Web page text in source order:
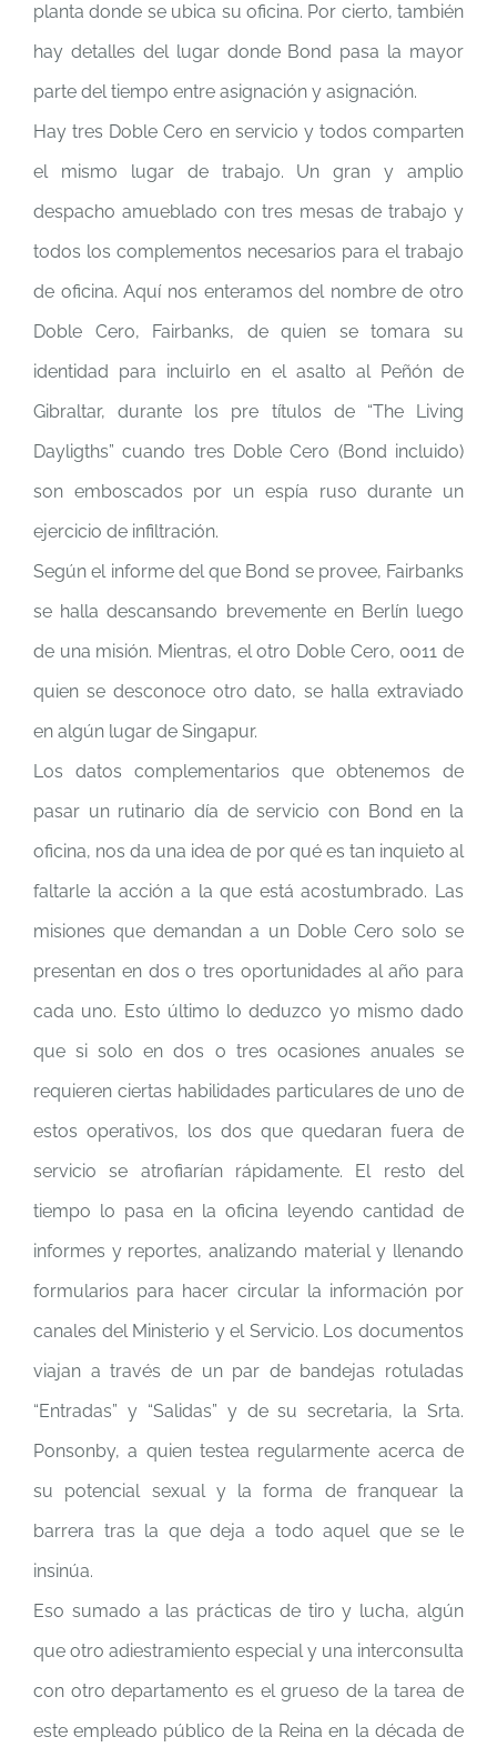
planta donde se ubica su oficina. Por cierto, también
hay detalles del lugar donde Bond pasa la mayor
parte del tiempo entre asignación y asignación.
Hay tres Doble Cero en servicio y todos comparten
el mismo lugar de trabajo. Un gran y amplio
despacho amueblado con tres mesas de trabajo y
todos los complementos necesarios para el trabajo
de oficina. Aquí nos enteramos del nombre de otro
Doble Cero, Fairbanks, de quien se tomara su
identidad para incluirlo en el asalto al Peñón de
Gibraltar, durante los pre títulos de “The Living
Dayligths” cuando tres Doble Cero (Bond incluido)
son emboscados por un espía ruso durante un
ejercicio de infiltración.
Según el informe del que Bond se provee, Fairbanks
se halla descansando brevemente en Berlín luego
de una misión. Mientras, el otro Doble Cero, 0011 de
quien se desconoce otro dato, se halla extraviado
en algún lugar de Singapur.
Los datos complementarios que obtenemos de
pasar un rutinario día de servicio con Bond en la
oficina, nos da una idea de por qué es tan inquieto al
faltarle la acción a la que está acostumbrado. Las
misiones que demandan a un Doble Cero solo se
presentan en dos o tres oportunidades al año para
cada uno. Esto último lo deduzco yo mismo dado
que si solo en dos o tres ocasiones anuales se
requieren ciertas habilidades particulares de uno de
estos operativos, los dos que quedaran fuera de
servicio se atrofiarían rápidamente. El resto del
tiempo lo pasa en la oficina leyendo cantidad de
informes y reportes, analizando material y llenando
formularios para hacer circular la información por
canales del Ministerio y el Servicio. Los documentos
viajan a través de un par de bandejas rotuladas
“Entradas” y “Salidas” y de su secretaria, la Srta.
Ponsonby, a quien testea regularmente acerca de
su potencial sexual y la forma de franquear la
barrera tras la que deja a todo aquel que se le
insinúa.
Eso sumado a las prácticas de tiro y lucha, algún
que otro adiestramiento especial y una interconsulta
con otro departamento es el grueso de la tarea de
este empleado público de la Reina en la década de